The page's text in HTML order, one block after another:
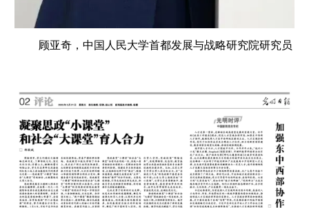
顾亚奇，中国人民大学首都发展与战略研究院研究员